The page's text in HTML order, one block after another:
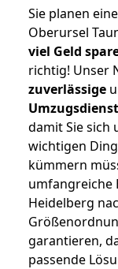
Sie planen
Oberursel
viel Geld
richtig! Unser
zuverlässige
damit Sie sich
wichtigen
kümmern
umfangreiche
Heidelberg
garantieren,
passende